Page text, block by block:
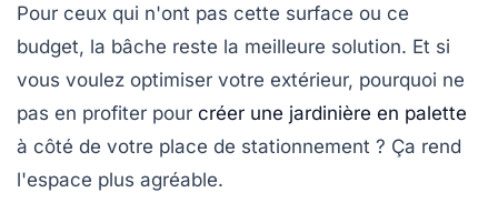
Pour ceux qui n'ont pas cette surface ou ce
budget, la bâche reste la meilleure solution. Et si
vous voulez optimiser votre extérieur, pourquoi ne
pas en profiter pour créer une jardinière en palette
à côté de votre place de stationnement ? Ça rend
l'espace plus agréable.